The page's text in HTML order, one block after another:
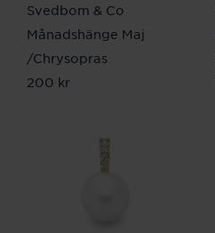
Svedbom & Co
Månadshänge Maj
/Chrysopras
Pris: 200 kr
200 kr